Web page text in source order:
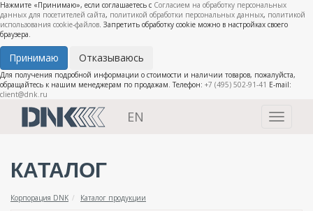
Нажмите «Принимаю», если соглашаетесь с Согласием на обработку персональных
данных для посетителей сайта, политикой обработки персональных данных, политикой
использования cookie-файлов. Запретить обработку cookie можно в настройках своего
браузера.
Принимаю Отказываюсь
Для получения подробной информации о стоимости и наличии товаров, пожалуйста,
обращайтесь к нашим менеджерам по продажам. Телефон: +7 (495) 502-91-41 E-mail:
client@dnk.ru
Toggle
EN
КАТАЛОГ
Корпорация DNK Каталог продукции